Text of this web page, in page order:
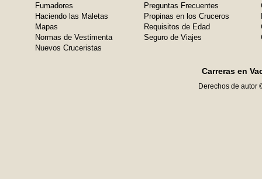
Fumadores
Haciendo las Maletas
Mapas
Normas de Vestimenta
Nuevos Cruceristas
Preguntas Frecuentes
Propinas en los Cruceros
Requisitos de Edad
Seguro de Viajes
Carreras en
Derechos de autor